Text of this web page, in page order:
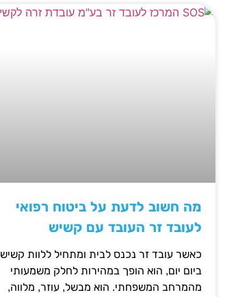
מה חשוב לדעת על ביטוח רפואי
לעובד זר העובד עם קשיש
כאשר עובד זר נכנס לבית ומתחיל ללוות קשיש
ביום יום, הוא הופך במהירות לחלק משמעותי
מהמרחב המשפחתי. הוא מבשל, עוזר, מלווה,